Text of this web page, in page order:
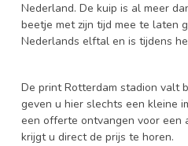
Nederland. De kuip is al meer
beetje met zijn tijd mee te laten
Nederlands elftal en is tijdens
De print Rotterdam stadion valt
geven u hier slechts een kleine
een offerte ontvangen voor een
krijgt u direct de prijs te horen.